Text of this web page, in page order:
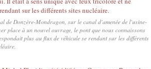
de Donzère-Mondragon, sur le canal d'amenée de l'usine-
place à un nouvel ouvrage, le pont que nous connaissons
plus au flux de véhicule se rendant sur les différents